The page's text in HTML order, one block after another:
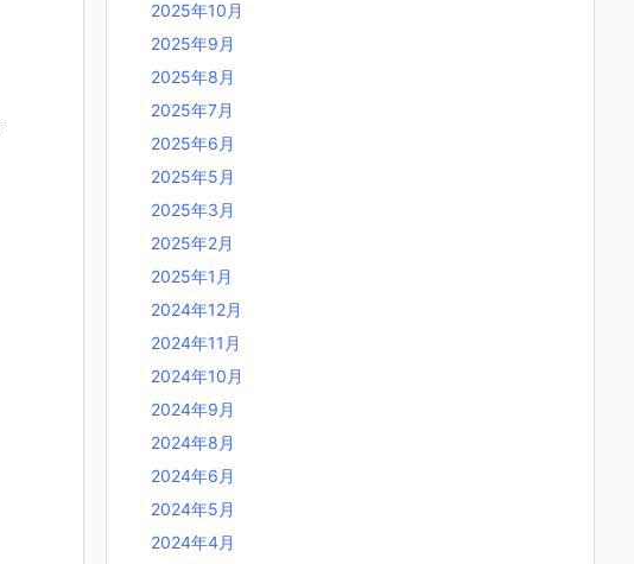
2025年10月
2025年9月
2025年8月
2025年7月
2025年6月
2025年5月
2025年3月
2025年2月
2025年1月
2024年12月
2024年11月
2024年10月
2024年9月
2024年8月
2024年6月
2024年5月
2024年4月